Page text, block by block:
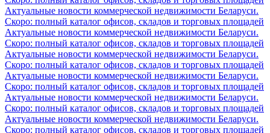
Актуальные новости коммерческой недвижимости Беларуси.
Скоро: полный каталог офисов, складов и торговых площадей
Актуальные новости коммерческой недвижимости Беларуси.
Скоро: полный каталог офисов, складов и торговых площадей
Актуальные новости коммерческой недвижимости Беларуси.
Скоро: полный каталог офисов, складов и торговых площадей
Актуальные новости коммерческой недвижимости Беларуси.
Скоро: полный каталог офисов, складов и торговых площадей
Актуальные новости коммерческой недвижимости Беларуси.
Скоро: полный каталог офисов, складов и торговых площадей
Актуальные новости коммерческой недвижимости Беларуси.
Скоро: полный каталог офисов, складов и торговых площадей